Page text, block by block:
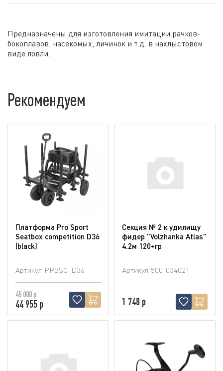
Предназначены для изготовления имитации рачков-
бокоплавов, насекомых, личинок и т.д. в нахлыстовом
виде ловли.
Рекомендуем
Платформа Pro Sport
Seatbox competition D36
(blaсk)
Артикул PPSSC-D36
45 000 р
44 955 р
Секция № 2 к удилищу
фидер "Volzhanka Atlas"
4.2м 120+гр
Артикул 500-034021
1 748 р